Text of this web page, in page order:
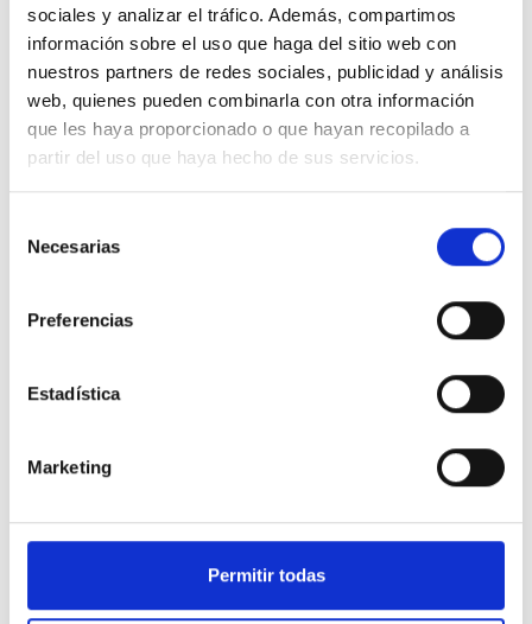
sociales y analizar el tráfico. Además, compartimos
información sobre el uso que haga del sitio web con
nuestros partners de redes sociales, publicidad y análisis
web, quienes pueden combinarla con otra información
que les haya proporcionado o que hayan recopilado a
partir del uso que haya hecho de sus servicios.
Necesarias
Preferencias
Estadística
Marketing
Permitir todas
estudios. Mi formación en sociología e investigación social
me permite aplicar un enfoque analítico al diseño de marcas.
marca, identidad de marca, diseño web, diseño
promocional, diseño editorial y diseño de packaging. Si
buscas una colaboración creativa y profesional para llevar tu
marca al siguiente nivel, estaré encantada de trabajar
contigo.
Galería